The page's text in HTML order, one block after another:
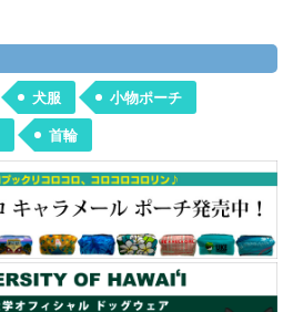
犬服 小物ポーチ
首輪